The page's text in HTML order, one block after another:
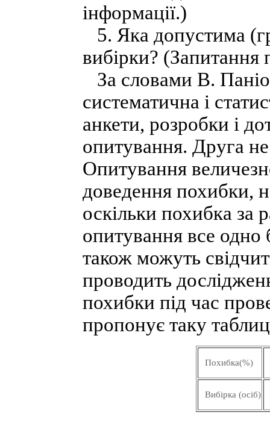
інформації.)
5. Яка допустима
вибірки? (Запитання
За словами В.
систематична і
анкети, розробки і
опитування. Друга
Опитування
доведення похибки,
оскільки похибка за
опитування все одно
також можуть
проводить
похибки під час
пропонує таку
Похибка(%)
Вибірка (осіб)